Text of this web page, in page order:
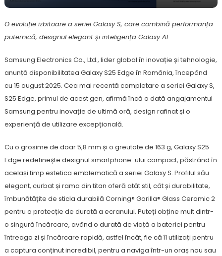
O evoluție izbitoare a seriei Galaxy S, care combină performanța
puternică, designul elegant și inteligența Galaxy AI
Samsung Electronics Co., Ltd., lider global în inovație și tehnologie,
anunță disponibilitatea Galaxy S25 Edge în România, începând
cu 15 august 2025. Cea mai recentă completare a seriei Galaxy S,
S25 Edge, primul de acest gen, afirmă încă o dată angajamentul
Samsung pentru inovație de ultimă oră, design rafinat și o
experiență de utilizare excepțională.
Cu o grosime de doar 5,8 mm și o greutate de 163 g, Galaxy S25
Edge redefinește designul smartphone-ului compact, păstrând în
același timp estetica emblematică a seriei Galaxy S. Profilul său
elegant, curbat și rama din titan oferă atât stil, cât și durabilitate,
îmbunătățite de sticla durabilă Corning® Gorilla® Glass Ceramic 2
pentru o protecție de durată a ecranului. Puteți obține mult dintr-
o singură încărcare, având o durată de viață a bateriei pentru
întreaga zi și încărcare rapidă, astfel încât, fie că îl utilizați pentru
a captura conținut incredibil, pentru a naviga într-un oraș nou sau